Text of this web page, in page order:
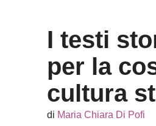
SCIENZA – MATEMATICA –
TECNOLOGIA
I testi
per la
cultura
di Maria Chiara Di Pofi